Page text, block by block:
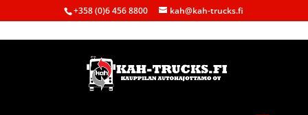
+358 (0)6 456 8800 kah@kah-trucks.fi